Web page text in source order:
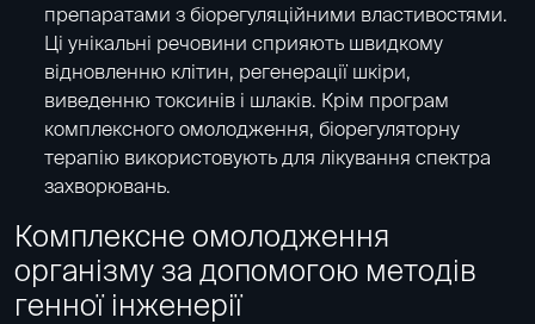
препаратами з біорегуляційними властивостями.
Ці унікальні речовини сприяють швидкому
відновленню клітин, регенерації шкіри,
виведенню токсинів і шлаків. Крім програм
комплексного омолодження, біорегуляторну
терапію використовують для лікування спектра
захворювань.
Комплексне омолодження
організму за допомогою методів
генної інженерії